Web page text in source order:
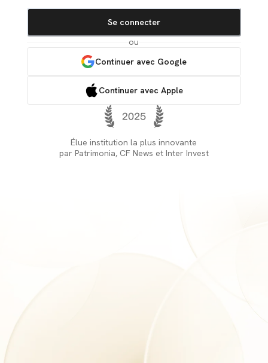
Se connecter
ou
Continuer avec Google
Continuer avec Apple
Élue institution la plus innovante
par Patrimonia, CF News et Inter Invest